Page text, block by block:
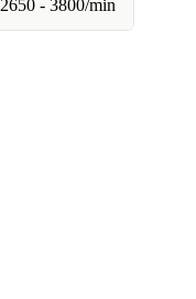
2650 - 3800/min